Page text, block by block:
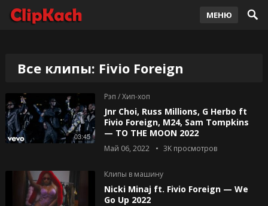
МЕНЮ
Все клипы: Fivio Foreign
03:45
Рэп / Хип-хоп
Jnr Choi, Russ Millions, G Herbo ft
Fivio Foreign, M24, Sam Tompkins
— TO THE MOON 2022
Май 06, 2022 3Kпросмотров
Клипы в машину
Nicki Minaj ft. Fivio Foreign — We
Go Up 2022